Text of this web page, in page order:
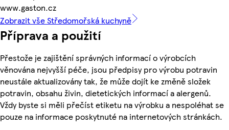
www.gaston.cz
Zobrazit vše Středomořská kuchyně
Příprava a použití
Přestože je zajištění správných informací o výrobcích
věnována nejvyšší péče, jsou předpisy pro výrobu potravin
neustále aktualizovány tak, že může dojít ke změně složek
potravin, obsahu živin, dietetických informací a alergenů.
Vždy byste si měli přečíst etiketu na výrobku a nespoléhat se
pouze na informace poskytnuté na internetových stránkách.